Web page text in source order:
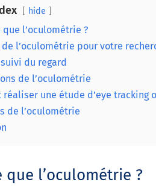
hide
que l’oculométrie ?
l’oculométrie pour votre
du regard
de l’oculométrie
réaliser une étude d’eye tracking
de l’oculométrie
que l’oculométrie ?